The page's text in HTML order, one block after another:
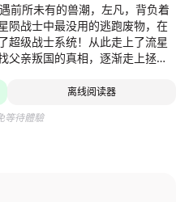
前所未有的兽潮，左凡，背负着
陨战士中最没用的逃跑废物，在
超级战士系统！从此走上了流星
父亲叛国的真相，逐渐走上拯救
离线阅读器
等待體驗